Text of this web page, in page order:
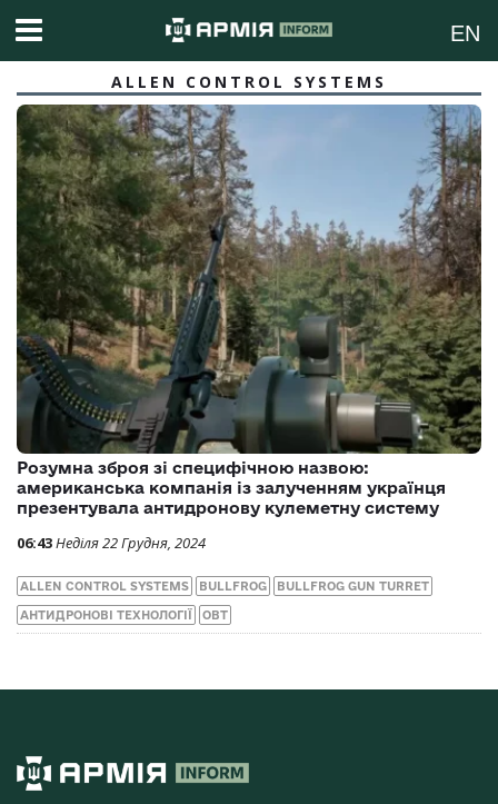
EN
ALLEN CONTROL SYSTEMS
Розумна зброя зі специфічною назвою:
американська компанія із залученням українця
презентувала антидронову кулеметну систему
06:43Неділя 22 Грудня, 2024
ALLEN CONTROL SYSTEMS BULLFROG BULLFROG GUN TURRET
АНТИДРОНОВІ ТЕХНОЛОГІЇ ОВТ